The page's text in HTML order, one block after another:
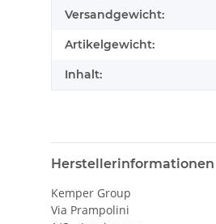
Versandgewicht:
Artikelgewicht:
Inhalt:
Herstellerinformationen
Kemper Group
Via Prampolini